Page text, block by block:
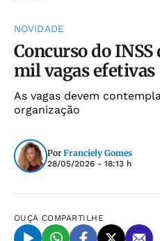
NOVIDADE
Concurso do INSS
mil vagas efetivas
As vagas devem
organização
Por Franciely Gomes
28/05/2026 - 18:13 h
OUÇA COMPARTILHE